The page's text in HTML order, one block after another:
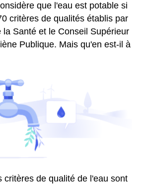
que l'eau est potable si
critères de qualités établis par
la Santé et le Conseil Supérieur
Publique. Mais qu'en est-il à
critères de qualité de l'eau sont